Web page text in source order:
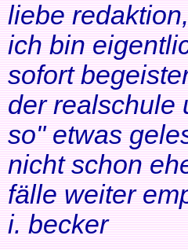
liebe redaktion,
ich bin
sofort
der realschule
so" etwas
nicht schon
fälle weiter
i. becker